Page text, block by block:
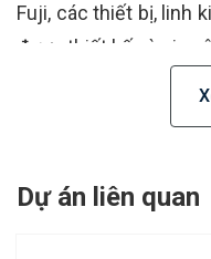
Fuji, các thiết bị, linh
được thiết kế và gia
Thang máy tải
hay linh hoạt kích
Dự án liên quan